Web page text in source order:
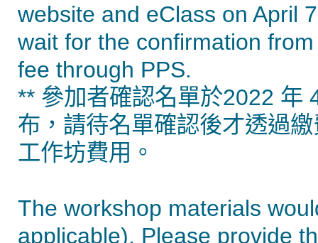
website and eClass on April
wait for the confirmation
fee through PPS.
** 參加者確認名單於2022 年
布，請待名單確認後才透過
工作坊費用。
The workshop materials
applicable). Please provide